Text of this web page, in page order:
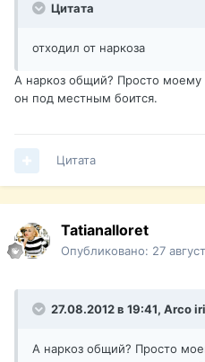
Цитата
отходил от наркоза
А наркоз общий? Просто
он под местным боится.
Цитата
Tatianalloret
Опубликовано: 27
27.08.2012 в 19:41, Arco
А наркоз общий? Просто